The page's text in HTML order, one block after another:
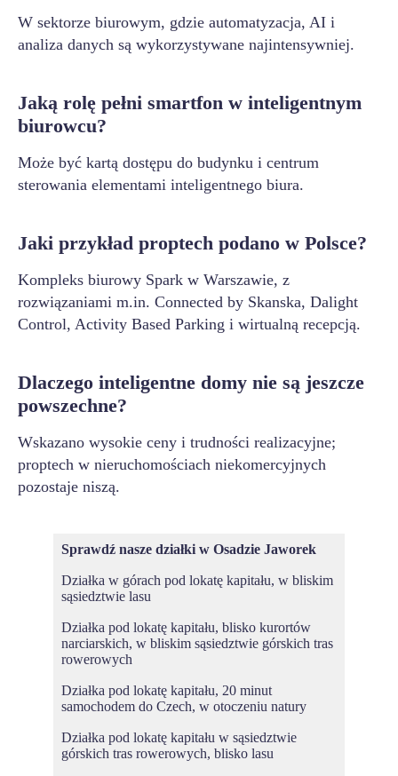
W sektorze biurowym, gdzie automatyzacja, AI i
analiza danych są wykorzystywane najintensywniej.
Jaką rolę pełni smartfon w inteligentnym
biurowcu?
Może być kartą dostępu do budynku i centrum
sterowania elementami inteligentnego biura.
Jaki przykład proptech podano w Polsce?
Kompleks biurowy Spark w Warszawie, z
rozwiązaniami m.in. Connected by Skanska, Dalight
Control, Activity Based Parking i wirtualną recepcją.
Dlaczego inteligentne domy nie są jeszcze
powszechne?
Wskazano wysokie ceny i trudności realizacyjne;
proptech w nieruchomościach niekomercyjnych
pozostaje niszą.
Sprawdź nasze działki w Osadzie Jaworek
Działka w górach pod lokatę kapitału, w bliskim
sąsiedztwie lasu
Działka pod lokatę kapitału, blisko kurortów
narciarskich, w bliskim sąsiedztwie górskich tras
rowerowych
Działka pod lokatę kapitału, 20 minut
samochodem do Czech, w otoczeniu natury
Działka pod lokatę kapitału w sąsiedztwie
górskich tras rowerowych, blisko lasu